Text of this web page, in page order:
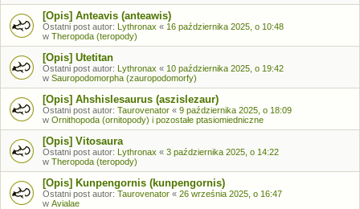
[Opis] Anteavis (anteawis)
Ostatni post autor: Lythronax « 16 października 2025, o 10:48
w Theropoda (teropody)
[Opis] Utetitan
Ostatni post autor: Lythronax « 10 października 2025, o 19:42
w Sauropodomorpha (zauropodomorfy)
[Opis] Ahshislesaurus (aszislezaur)
Ostatni post autor: Taurovenator « 9 października 2025, o 18:09
w Ornithopoda (ornitopody) i pozostałe ptasiomiedniczne
[Opis] Vitosaura
Ostatni post autor: Lythronax « 3 października 2025, o 14:22
w Theropoda (teropody)
[Opis] Kunpengornis (kunpengornis)
Ostatni post autor: Taurovenator « 26 września 2025, o 16:47
w Avialae